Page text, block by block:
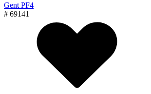
Gent PF4
# 69141